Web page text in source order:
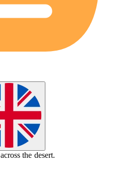
across the desert.